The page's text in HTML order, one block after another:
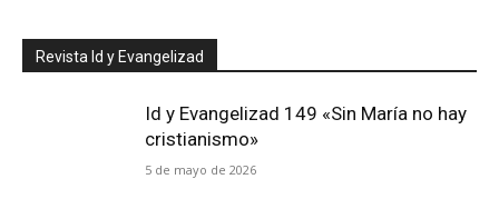
Revista Id y Evangelizad
Id y Evangelizad 149 «Sin María no hay
cristianismo»
5 de mayo de 2026